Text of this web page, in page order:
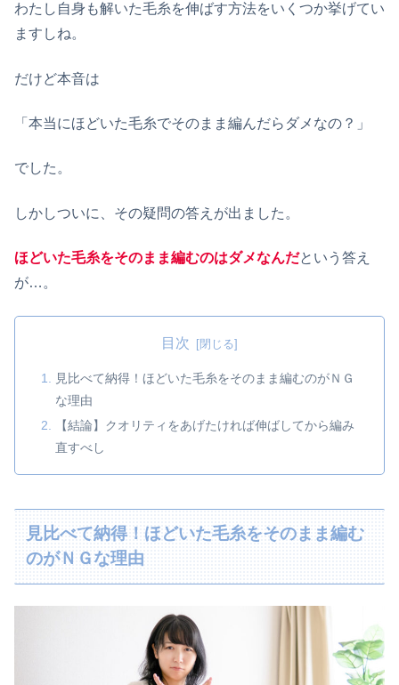
わたし自身も解いた毛糸を伸ばす方法をいくつか挙げてい
ますしね。
だけど本音は
「本当にほどいた毛糸でそのまま編んだらダメなの？」
でした。
しかしついに、その疑問の答えが出ました。
ほどいた毛糸をそのまま編むのはダメなんだという答え
が…。
目次
見比べて納得！ほどいた毛糸をそのまま編むのがＮＧ
な理由
【結論】クオリティをあげたければ伸ばしてから編み
直すべし
見比べて納得！ほどいた毛糸をそのまま編む
のがＮＧな理由